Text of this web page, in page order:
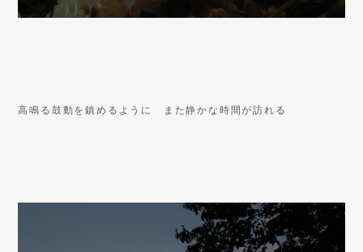
高鳴る鼓動を鎮めるように また静かな時間が訪れる